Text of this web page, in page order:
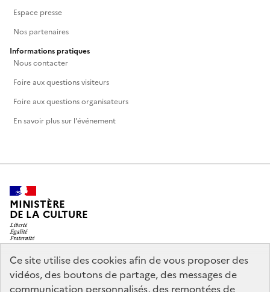
Ce site utilise des cookies afin de vous proposer des
vidéos, des boutons de partage, des messages de
communication personnalisés, des remontées de
Espace presse
Nos partenaires
Informations pratiques
Nous contacter
Foire aux questions visiteurs
Foire aux questions organisateurs
En savoir plus sur l'événement
MINISTÈRE
DE LA CULTURE
legifrance.gouv.fr info.gouv.fr